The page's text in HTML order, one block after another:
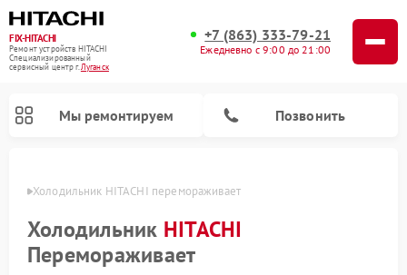
FIX-HITACHI
Ремонт устройств HITACHI
Специализированный
cервисный центр г.Луганск
+7 (863) 333-79-21
Ежедневно с 9:00 до 21:00
Мы ремонтируем Позвонить
Холодильник HITACHI перемораживает
Холодильник HITACHI
Перемораживает